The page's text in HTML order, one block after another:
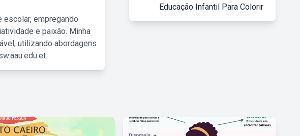
escolar, empregando
e paixão. Minha
utilizando abordagens
Educação Infantil Para Colorir